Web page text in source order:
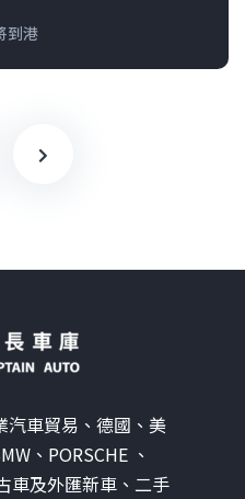
到港
汽車貿易、德國、美
、PORSCHE 、
車及外匯新車、二手